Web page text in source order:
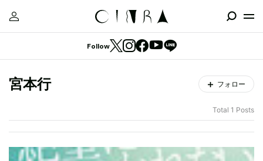
Follow
宮本行 フォロー
Total 1 Posts